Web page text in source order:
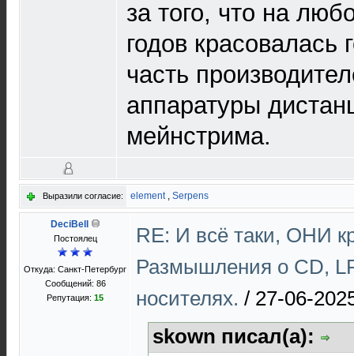
за того, что на
годов красовалась
часть
аппаратуры
мейнстрима.
Выразили согласие: element, Serpens
DeciBell
Постоялец
Откуда: Санкт-Петербург
Сообщений: 86
Репутация: 15
RE: И всё таки, ОНИ
Размышления о CD,
носителях. / 27-06-
skown писал(а):